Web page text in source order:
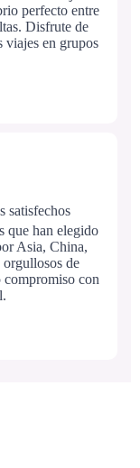
perfecto entre
Disfrute de
viajes en grupos
satisfechos
que han elegido
Asia, China,
orgullosos de
compromiso con